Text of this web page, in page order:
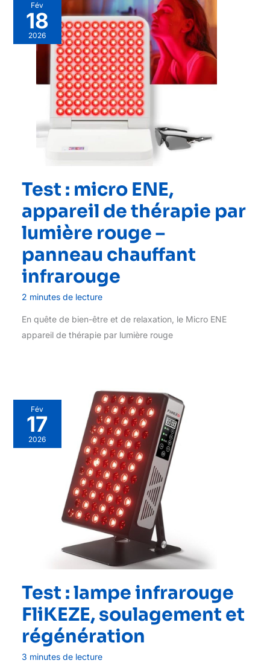
Fév
18
2026
Test : micro ENE,
appareil de thérapie par
lumière rouge –
panneau chauffant
infrarouge
2 minutes de lecture
En quête de bien-être et de relaxation, le Micro ENE
appareil de thérapie par lumière rouge
Fév
17
2026
Test : lampe infrarouge
FliKEZE, soulagement et
régénération
3 minutes de lecture